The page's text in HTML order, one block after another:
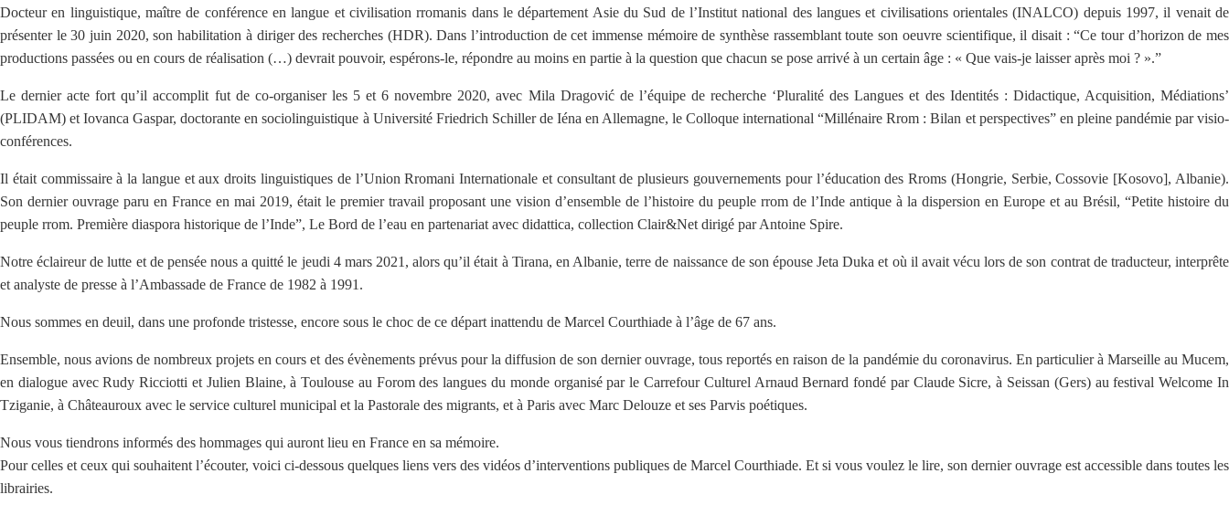
Docteur en linguistique, maître de conférence en langue et civilisation rromanis dans le département Asie du Sud de l’Institut national des langues et civilisations orientales (INALCO) depuis 1997, il venait de
présenter le 30 juin 2020, son habilitation à diriger des recherches (HDR). Dans l’introduction de cet immense mémoire de synthèse rassemblant toute son oeuvre scientifique, il disait : “Ce tour d’horizon de mes
productions passées ou en cours de réalisation (…) devrait pouvoir, espérons-le, répondre au moins en partie à la question que chacun se pose arrivé à un certain âge : « Que vais-je laisser après moi ? ».”
Le dernier acte fort qu’il accomplit fut de co-organiser les 5 et 6 novembre 2020, avec Mila Dragović de l’équipe de recherche ‘Pluralité des Langues et des Identités : Didactique, Acquisition, Médiations’
(PLIDAM) et Iovanca Gaspar, doctorante en sociolinguistique à Université Friedrich Schiller de Iéna en Allemagne, le Colloque international “Millénaire Rrom : Bilan et perspectives” en pleine pandémie par visio-
conférences.
Il était commissaire à la langue et aux droits linguistiques de l’Union Rromani Internationale et consultant de plusieurs gouvernements pour l’éducation des Rroms (Hongrie, Serbie, Cossovie [Kosovo], Albanie).
Son dernier ouvrage paru en France en mai 2019, était le premier travail proposant une vision d’ensemble de l’histoire du peuple rrom de l’Inde antique à la dispersion en Europe et au Brésil, “Petite histoire du
peuple rrom. Première diaspora historique de l’Inde”, Le Bord de l’eau en partenariat avec didattica, collection Clair&Net dirigé par Antoine Spire.
Notre éclaireur de lutte et de pensée nous a quitté le jeudi 4 mars 2021, alors qu’il était à Tirana, en Albanie, terre de naissance de son épouse Jeta Duka et où il avait vécu lors de son contrat de traducteur, interprête
et analyste de presse à l’Ambassade de France de 1982 à 1991.
Nous sommes en deuil, dans une profonde tristesse, encore sous le choc de ce départ inattendu de Marcel Courthiade à l’âge de 67 ans.
Ensemble, nous avions de nombreux projets en cours et des évènements prévus pour la diffusion de son dernier ouvrage, tous reportés en raison de la pandémie du coronavirus. En particulier à Marseille au Mucem,
en dialogue avec Rudy Ricciotti et Julien Blaine, à Toulouse au Forom des langues du monde organisé par le Carrefour Culturel Arnaud Bernard fondé par Claude Sicre, à Seissan (Gers) au festival Welcome In
Tziganie, à Châteauroux avec le service culturel municipal et la Pastorale des migrants, et à Paris avec Marc Delouze et ses Parvis poétiques.
Nous vous tiendrons informés des hommages qui auront lieu en France en sa mémoire.
Pour celles et ceux qui souhaitent l’écouter, voici ci-dessous quelques liens vers des vidéos d’interventions publiques de Marcel Courthiade. Et si vous voulez le lire, son dernier ouvrage est accessible dans toutes les
librairies.